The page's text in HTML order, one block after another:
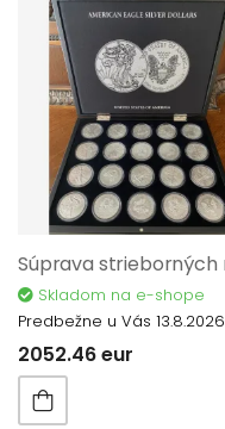
Skladom na e-shope
Predbežne u Vás 13.8.2026
2052.46 eur